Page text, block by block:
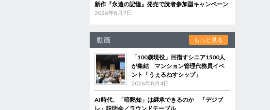
新作『永遠の記憶』発売で読者参加型キャンペーン
2026年8月7日
動画 もっと見る
「100歳現役」目指すシニア1500人
が集結 マンション管理代務員イベ
ント「うぇるねすシップ」
2026年8月4日
AI時代、「暗黙知」は継承できるのか 「デジブ
レ」説明会／ラウンドテーブル